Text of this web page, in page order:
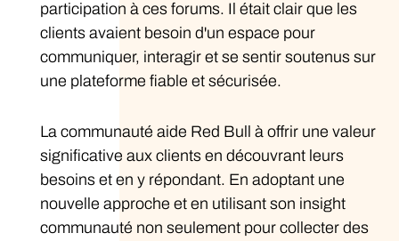
participation à ces forums. Il était clair que les
clients avaient besoin d'un espace pour
communiquer, interagir et se sentir soutenus sur
une plateforme fiable et sécurisée.
La communauté aide Red Bull à offrir une valeur
significative aux clients en découvrant leurs
besoins et en y répondant. En adoptant une
nouvelle approche et en utilisant son insight
communauté non seulement pour collecter des